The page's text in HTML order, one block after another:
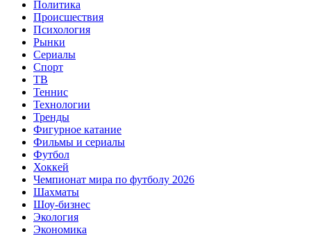
Политика
Происшествия
Психология
Рынки
Сериалы
Спорт
ТВ
Теннис
Технологии
Тренды
Фигурное катание
Фильмы и сериалы
Футбол
Хоккей
Чемпионат мира по футболу 2026
Шахматы
Шоу-бизнес
Экология
Экономика